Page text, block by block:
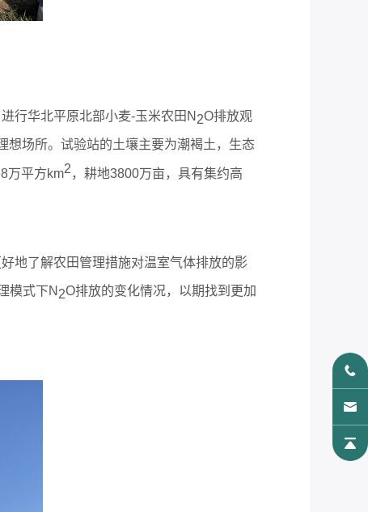
行华北平原北部小麦-玉米农田N 2O排放观
想场所。试验站的土壤主要为潮褐土，生态
万平方km2，耕地3800万亩，具有集约高
地了解农田管理措施对温室气体排放的影
模式下N2O排放的变化情况，以期找到更加